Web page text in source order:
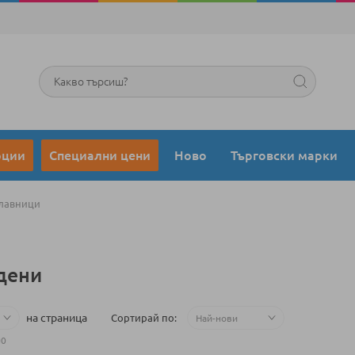
Търсене
Специални цени Ново Търговски марки
на страница Сортирай по